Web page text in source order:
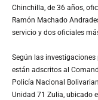
Chinchilla, de 36 años,
Ramón Machado
servicio y dos oficiales
Según las
están adscritos al
Policía Nacional
Unidad 71 Zulia, ubicado